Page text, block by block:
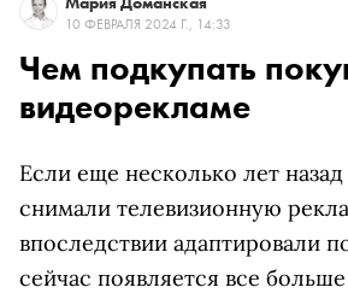
10 ФЕВРАЛЯ 2024 Г., 14:33
Чем подкупать
видеорекламе
Если еще несколько лет
снимали телевизионную
впоследствии адаптировали
сейчас появляется все